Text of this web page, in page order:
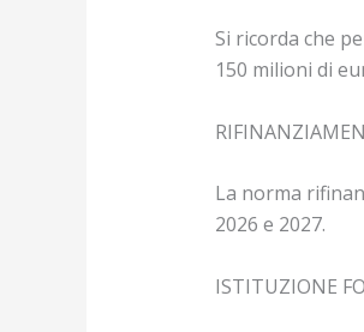
Si ricorda che
150 milioni di
La norma
2026 e 2027.
ISTITUZIONE